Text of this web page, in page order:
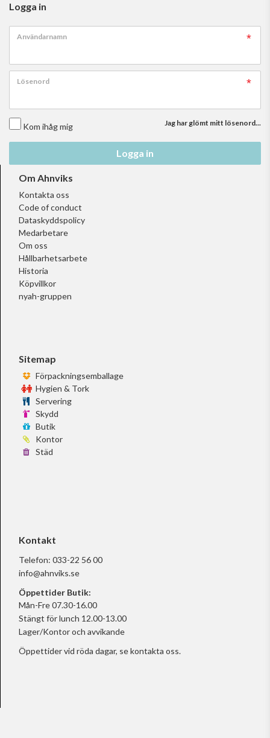
Logga in
Användarnamn
Lösenord
Kom ihåg mig Jag har glömt mitt lösenord...
Logga in
Om Ahnviks
Kontakta oss
Code of conduct
Dataskyddspolicy
Medarbetare
Om oss
Hållbarhetsarbete
Historia
Köpvillkor
nyah-gruppen
Sitemap
Förpackningsemballage
Hygien & Tork
Servering
Skydd
Butik
Kontor
Städ
Kontakt
Telefon: 033-22 56 00
info@ahnviks.se
Öppettider Butik:
Mån-Fre 07.30-16.00
Stängt för lunch 12.00-13.00
Lager/Kontor och avvikande
Öppettider vid röda dagar, sekontakta oss.